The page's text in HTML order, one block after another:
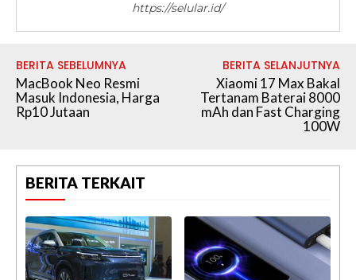
https://selular.id/
BERITA SEBELUMNYA
MacBook Neo Resmi
Masuk Indonesia, Harga
Rp10 Jutaan
BERITA SELANJUTNYA
Xiaomi 17 Max Bakal
Tertanam Baterai 8000
mAh dan Fast Charging
100W
BERITA TERKAIT